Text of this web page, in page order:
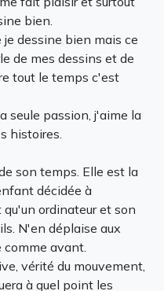
bien.
dessine bien mais ce
de mes dessins et de
tout le temps c'est
seule passion, j'aime la
histoires.
son temps. Elle est la
décidée à
qu'un ordinateur et son
N'en déplaise aux
comme avant.
vérité du mouvement,
à quel point les